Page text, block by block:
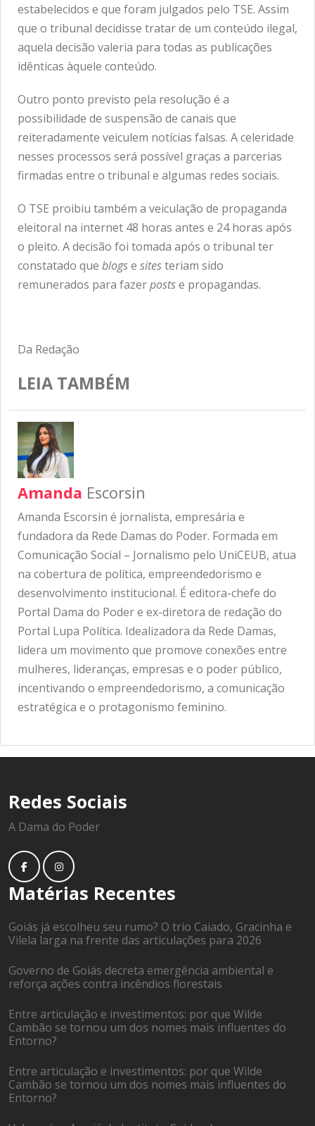
estabelecidos e que foram julgados pelo TSE. Assim
que o tribunal decidisse tratar de um conteúdo ilegal,
aquela decisão valeria para todas as publicações
idênticas àquele conteúdo.
Outro ponto previsto pela resolução é a
possibilidade de suspensão de canais que
reiteradamente veiculem notícias falsas. A celeridade
nesses processos será possível graças a parcerias
firmadas entre o tribunal e algumas redes sociais.
O TSE proibiu também a veiculação de propaganda
eleitoral na internet 48 horas antes e 24 horas após
o pleito. A decisão foi tomada após o tribunal ter
constatado que blogse sitesteriam sido
remunerados para fazerpostse propagandas.
Da Redação
LEIA TAMBÉM
Amanda Escorsin
Amanda Escorsin é jornalista, empresária e
fundadora da Rede Damas do Poder. Formada em
Comunicação Social – Jornalismo pelo UniCEUB, atua
na cobertura de política, empreendedorismo e
desenvolvimento institucional. É editora-chefe do
Portal Dama do Poder e ex-diretora de redação do
Portal Lupa Política. Idealizadora da Rede Damas,
lidera um movimento que promove conexões entre
mulheres, lideranças, empresas e o poder público,
incentivando o empreendedorismo, a comunicação
estratégica e o protagonismo feminino.
Redes Sociais
A Dama do Poder
Matérias Recentes
Goiás já escolheu seu rumo? O trio Caiado, Gracinha e
Vilela larga na frente das articulações para 2026
Governo de Goiás decreta emergência ambiental e
reforça ações contra incêndios florestais
Entre articulação e investimentos: por que Wilde
Cambão se tornou um dos nomes mais influentes do
Entorno?
Entre articulação e investimentos: por que Wilde
Cambão se tornou um dos nomes mais influentes do
Entorno?